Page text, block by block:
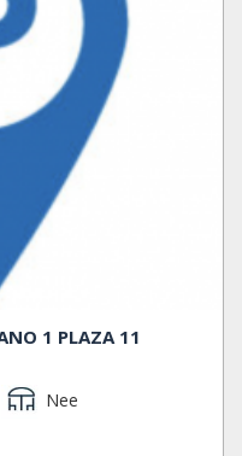
1 PLAZA 11
Nee